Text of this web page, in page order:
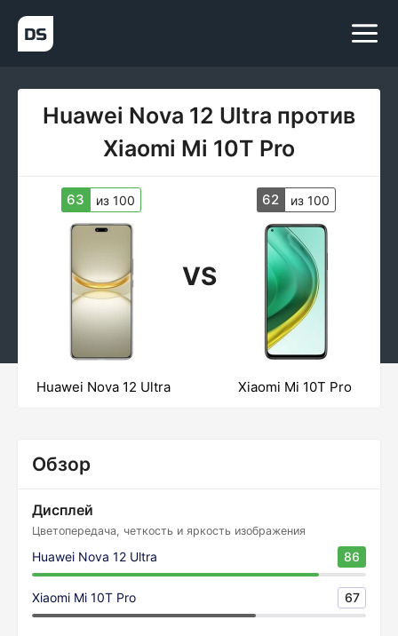
Huawei Nova 12 Ultra против
Xiaomi Mi 10T Pro
63 из 100
VS
62 из 100
Huawei Nova 12 Ultra Xiaomi Mi 10T Pro
Обзор
Дисплей
Цветопередача, четкость и яркость изображения
Huawei Nova 12 Ultra 86
Xiaomi Mi 10T Pro 67